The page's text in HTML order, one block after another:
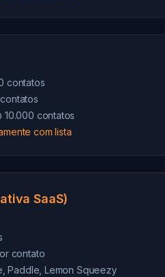
contatos
10.000 contatos
com lista
SaaS)
contato
Paddle, Lemon Squeezy